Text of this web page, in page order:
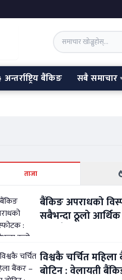
अन्तर्राष्ट्रिय बैंकिङ सबै समाचार
ताजा
बैंकिङ अपराधको
सबैभन्दा ठूलो
विश्वकै चर्चित
बोटिन : वेलायती